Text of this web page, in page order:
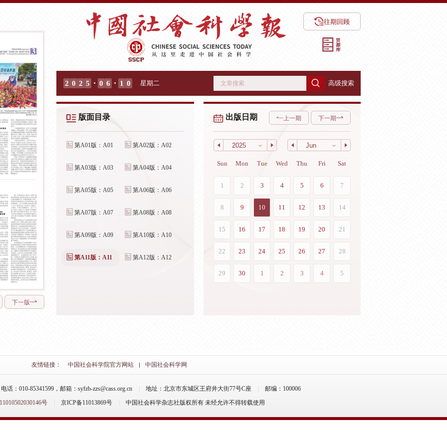
下一版
往期回顾
2 0 2 5 · 0 6 · 1 0 星期二 高级搜索
版面目录
第A01版：A01 第A02版：A02
第A03版：A03 第A04版：A04
第A05版：A05 第A06版：A06
第A07版：A07 第A08版：A08
第A09版：A09 第A10版：A10
第A11版：A11 第A12版：A12
出版日期 上一期 下一期
友情链接： 中国社会科学院官方网站 中国社会科学网
：010-85341599，邮箱：syfzb-zzs@cass.org.cn 地址：北京市东城区王府井大街77号C座
邮编：100006
号
京ICP备11013869号 中国社会科学杂志社版权所有 未经允许不得转载使用